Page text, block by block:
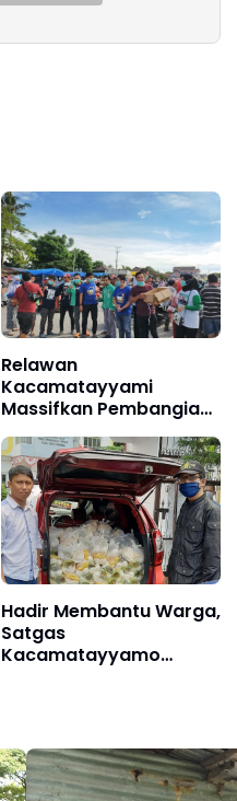
Relawan
Kacamatayyami
Massifkan Pembangian
Masker dan Hand
Sanitizer di Pasar
Hadir Membantu Warga,
Satgas
Kacamatayyamo